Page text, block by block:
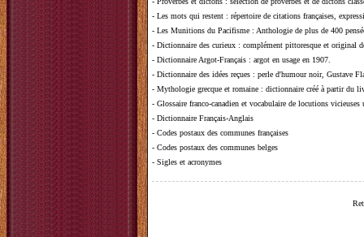
- Les mots qui restent : répertoire de citations françaises,
- Les Munitions du Pacifisme : Anthologie de plus de 400
- Dictionnaire des curieux : complément pittoresque et original
- Dictionnaire Argot-Français : argot en usage en 1907.
- Dictionnaire des idées reçues : perle d'humour noir, Gustave
- Mythologie grecque et romaine : dictionnaire créé à partir du
- Glossaire franco-canadien et vocabulaire de locutions vicieuses
- Dictionnaire Français-Anglais
- Codes postaux des communes françaises
- Codes postaux des communes belges
- Sigles et acronymes